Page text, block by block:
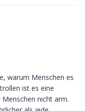
warum Menschen es
ist es eine
nicht arm.